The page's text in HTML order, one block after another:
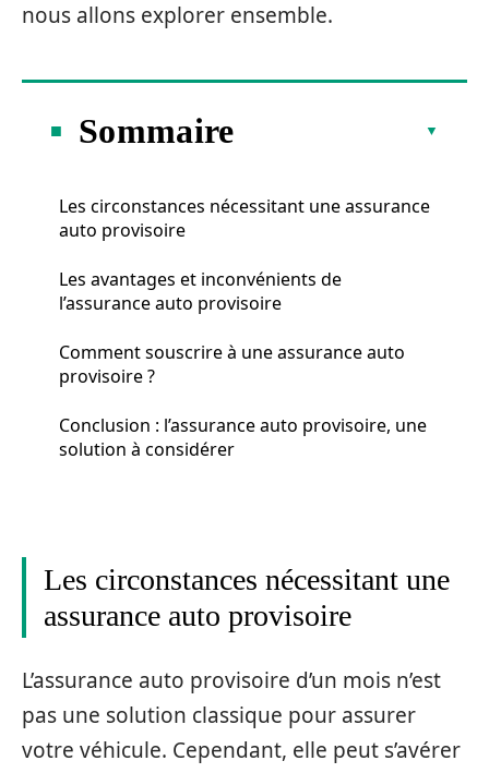
nous allons explorer ensemble.
Sommaire
Les circonstances nécessitant une assurance
auto provisoire
Les avantages et inconvénients de
l’assurance auto provisoire
Comment souscrire à une assurance auto
provisoire ?
Conclusion : l’assurance auto provisoire, une
solution à considérer
Les circonstances nécessitant une
assurance auto provisoire
L’assurance auto provisoire d’un mois n’est
pas une solution classique pour assurer
votre véhicule. Cependant, elle peut s’avérer